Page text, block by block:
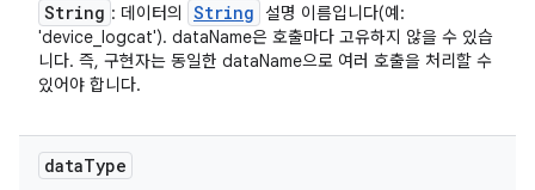
String : 데이터의 String
설명 이름입니다(예:
'device_logcat'). dataName은 호출마다 고유하지 않을 수 있습
니다. 즉, 구현자는 동일한 dataName으로 여러 호출을 처리할 수
있어야 합니다.
dataType